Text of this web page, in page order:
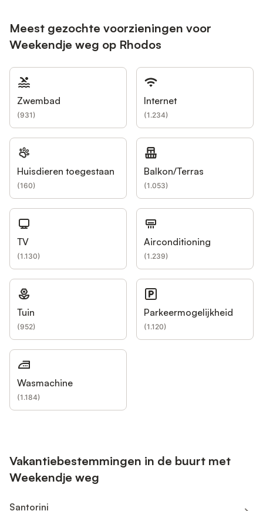
Meest gezochte voorzieningen voor
Weekendje weg op Rhodos
Zwembad
(931)
Internet
(1.234)
Huisdieren toegestaan
(160)
Balkon/Terras
(1.053)
TV
(1.130)
Airconditioning
(1.239)
Tuin
(952)
Parkeermogelijkheid
(1.120)
Wasmachine
(1.184)
Vakantiebestemmingen in de buurt met
Weekendje weg
Santorini